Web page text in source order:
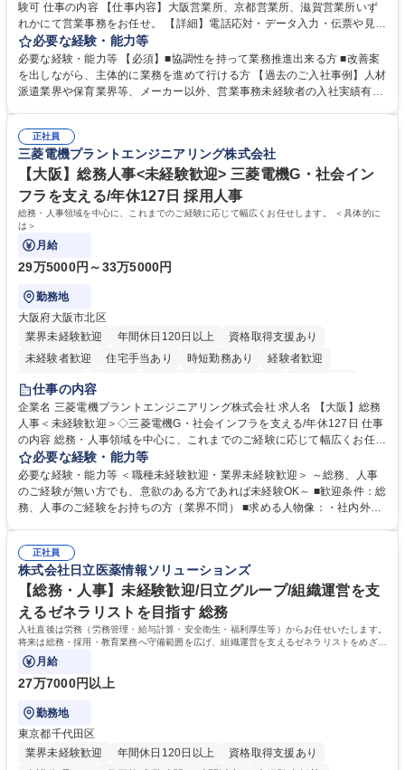
験可 仕事の内容 【仕事内容】大阪営業所、京都営業所、滋賀営業所いず
れかにて営業事務をお任せ。 【詳細】電話応対・データ入力・伝票や見積
の作成・カタログ送付・来客対応・営業所内で発生する事務業務や業務改
善をお任せ。 【教育制度】ご入社後、育成担当とペアになりながらOJTに
て業務を覚えていただくことが可能です。業務システムがきちんと構築さ
れているため、スムーズに仕事に慣れることができる環境です。また、
募集職種 【大阪・京都・滋賀】営業事務 ※未経験可
必要な経験・能力等
必要な経験・能力等 【必須】■協調性を持って業務推進出来る方 ■改善案
を出しながら、主体的に業務を進めて行ける方 【過去のご入社事例】人材
派遣業界や保育業界等、メーカー以外、営業事務未経験者の入社実績有
えて、お客様や社員の状況に合わせ、能動的なサポート、改善の動きも期
待され。組織を支えるスペシャリストとして、チームに貢献し、結果的に
社員から頼られる存在になることができます。平均19:30の退勤以降の業
務の持ち帰りも禁止されており、メリハリのある働き方となります。 学
歴・資格 学歴：大学院 大学 高専 短大 語学力： 資格：
正社員
三菱電機プラントエンジニアリング株式会社
【大阪】総務人事<未経験歓迎> 三菱電機G・社会イン
フラを支える/年休127日 採用人事
総務・人事領域を中心に、これまでのご経験に応じて幅広くお任せします。 ＜具体的に
は＞
月給
29万5000円～33万5000円
勤務地
大阪府大阪市北区
業界未経験歓迎
年間休日120日以上
資格取得支援あり
未経験者歓迎
住宅手当あり 時短勤務あり
経験者歓迎
退職金あり
駅近5分以内
土日祝休み 服装自由 寮・社宅あり 食事補助あり
仕事の内容
企業名 三菱電機プラントエンジニアリング株式会社 求人名 【大阪】総務
人事＜未経験歓迎＞◇三菱電機G・社会インフラを支える/年休127日 仕事
の内容 総務・人事領域を中心に、これまでのご経験に応じて幅広くお任せ
します。 ＜具体的には＞ ・総務/人事労務（給与・社保・勤怠管理など）
・採用・教育研修 ・福利厚生運用 など ※基本的には事務所勤務ですが、
採用や教育等の業務内容により、関西圏以外への日帰り・宿泊を伴う国内
出張もございます。 ※担当業務を持ちつつ、お互いに助け合いながら、総
必要な経験・能力等
必要な経験・能力等 ＜職種未経験歓迎・業界未経験歓迎＞ ～総務、人事
のご経験が無い方でも、意欲のある方であれば未経験OK～ ■歓迎条件：総
務、人事のご経験をお持ちの方（業界不問） ■求める人物像：・社内外の
正社員
株式会社日立医薬情報ソリューションズ
【総務・人事】未経験歓迎/日立グループ/組織運営を支
えるゼネラリストを目指す 総務
入社直後は労務（労務管理・給与計算・安全衛生・福利厚生等）からお任せいたします。
将来は総務・採用・教育業務へ守備範囲を広げ、組織運営を支えるゼネラリストをめざせ
ます。
月給
27万7000円以上
勤務地
東京都千代田区
業界未経験歓迎
年間休日120日以上
資格取得支援あり